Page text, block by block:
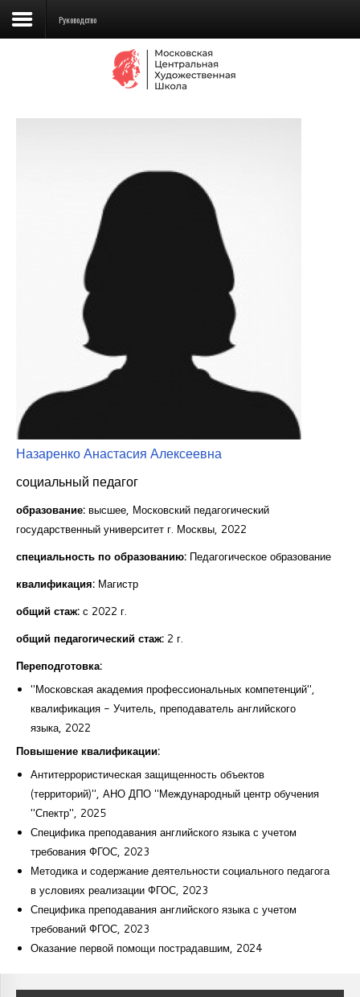
Сведения об образовательной
Детская Художественная школа
Доп. образование
Курсы повышения квалификации
Центр непрерывного образования
Конкурсы
Творческий инкубатор
Руководство
Назаренко Анастасия Алексеевна
социальный педагог
образование: высшее, Московский педагогический
государственный университет г. Москвы, 2022
специальность по образованию: Педагогическое образование
квалификация: Магистр
общий стаж: с 2022 г.
общий педагогический стаж: 2 г.
Переподготовка:
"Московская академия профессиональных компетенций",
квалификация - Учитель, преподаватель английского
языка, 2022
Повышение квалификации:
Антитеррористическая защищенность объектов
(территорий)", АНО ДПО "Международный центр обучения
"Спектр", 2025
Специфика преподавания английского языка с учетом
требования ФГОС, 2023
Методика и содержание деятельности социального педагога
в условиях реализации ФГОС, 2023
Специфика преподавания английского языка с учетом
требований ФГОС, 2023
Оказание первой помощи пострадавшим, 2024